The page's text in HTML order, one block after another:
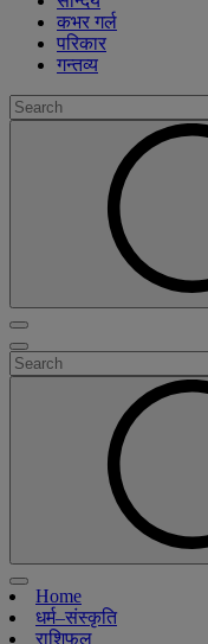
कभर गर्ल
परिकार
गन्तव्य
Home
धर्म–संस्कृति
राशिफल